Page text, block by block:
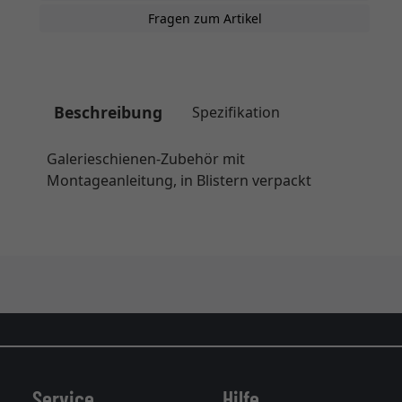
Fragen zum Artikel
Beschreibung Spezifikation
Galerieschienen-Zubehör mit
Montageanleitung, in Blistern verpackt